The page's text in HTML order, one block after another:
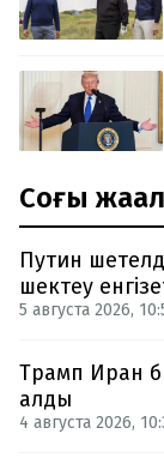
Соңғы
Путин
шектеу
5 августа 2026,
Трамп Иран
алды
4 августа 2026,